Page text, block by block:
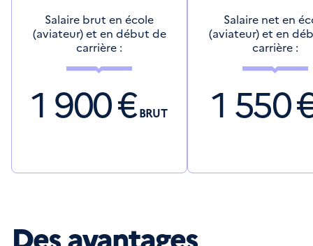
Salaire brut en école
(aviateur) et en début de
carrière :
1 900€ BRUT
Salaire net en
(aviateur) et en
carrière :
1 550
Des avantages